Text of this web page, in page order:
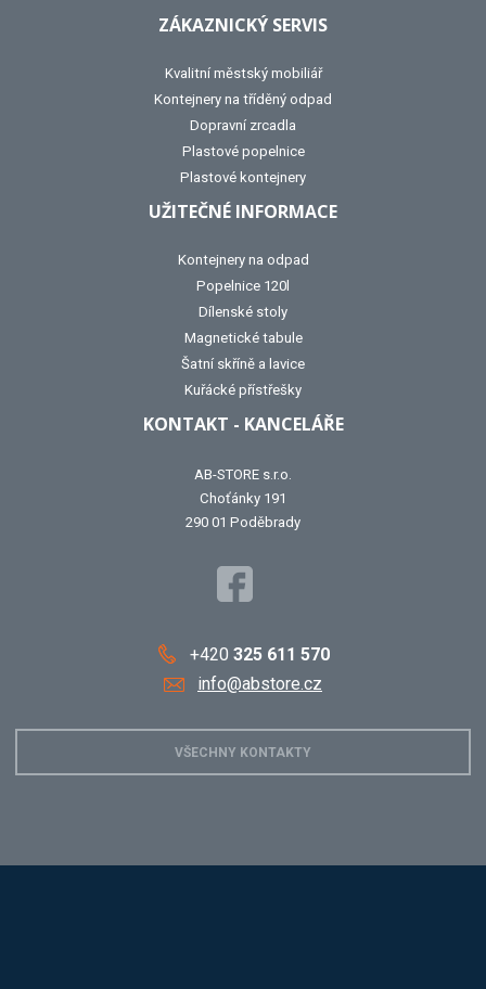
ZÁKAZNICKÝ SERVIS
Kvalitní městský mobiliář
Kontejnery na tříděný odpad
Dopravní zrcadla
Plastové popelnice
Plastové kontejnery
UŽITEČNÉ INFORMACE
Kontejnery na odpad
Popelnice 120l
Dílenské stoly
Magnetické tabule
Šatní skříně a lavice
Kuřácké přístřešky
KONTAKT - KANCELÁŘE
AB-STORE s.r.o.
Choťánky 191
290 01 Poděbrady
+420 325 611 570
info@abstore.cz
VŠECHNY KONTAKTY